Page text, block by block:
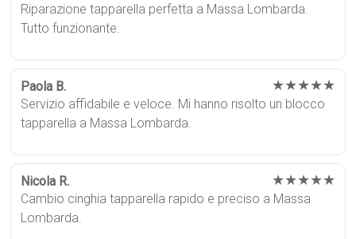
Riparazione tapparella perfetta a Massa Lombarda.
Tutto funzionante.
Paola B. ★★★★★
Servizio affidabile e veloce. Mi hanno risolto un blocco
tapparella a Massa Lombarda.
Nicola R. ★★★★★
Cambio cinghia tapparella rapido e preciso a Massa
Lombarda.